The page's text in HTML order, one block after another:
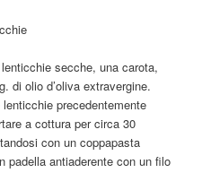
secche, una carota,
di olio d’oliva extravergine.
precedentemente
a cottura per circa 30
con un coppapasta
padella antiaderente con un filo